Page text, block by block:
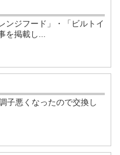
ンジフード」・「ビルトイ
を掲載し...
子悪くなったので交換し